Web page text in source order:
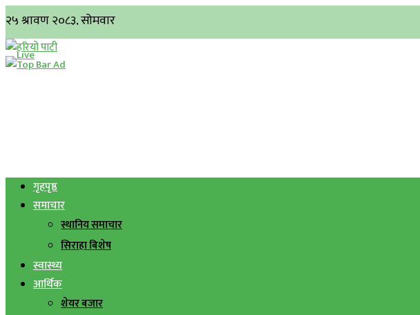
गृहपृष्ठ
समाचार
स्थानिय समाचार
सिराहा बिशेष
स्वास्थ्य
आर्थिक
शेयर बजार